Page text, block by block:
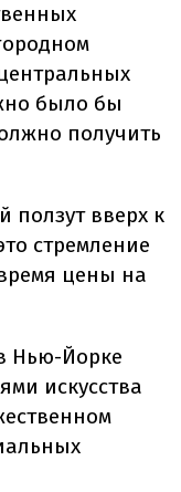
было бы
получить
ползут вверх к
стремление
цены на
Нью-Йорке
искусства